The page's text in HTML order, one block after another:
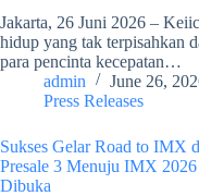
Jakarta, 26 Juni 2026 –
hidup yang tak terpisahkan
para pencinta kecepatan…
admin
June 26,
Press Releases
Sukses Gelar Road to IMX
Presale 3 Menuju IMX
Dibuka